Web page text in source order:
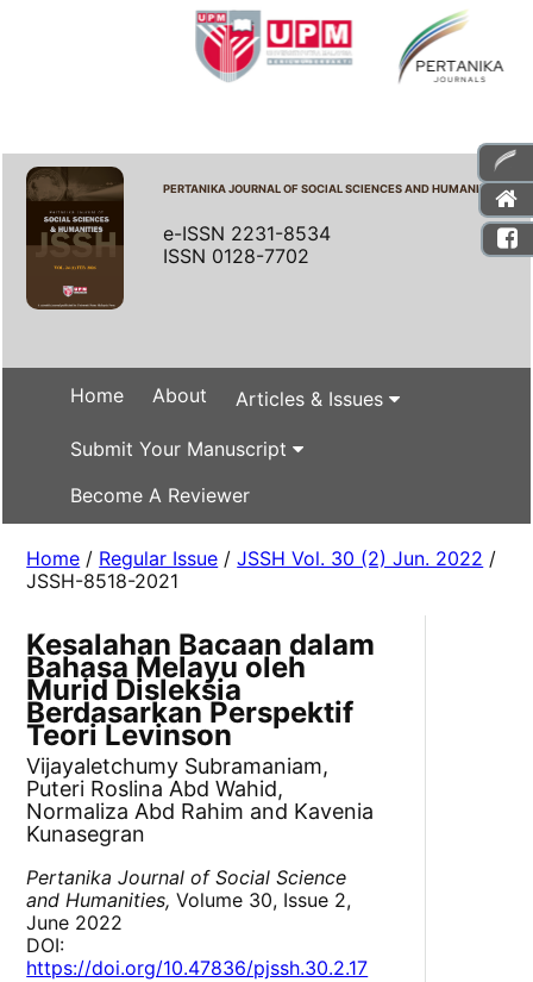
PERTANIKA JOURNAL OF SOCIAL SCIENCES AND HUMANITIES
e-ISSN 2231-8534
ISSN 0128-7702
Home About Articles & Issues
Submit Your Manuscript
Become A Reviewer
Home / Regular Issue /JSSH Vol. 30 (2) Jun. 2022 /
JSSH-8518-2021
Kesalahan Bacaan dalam
Bahasa Melayu oleh
Murid Disleksia
Berdasarkan Perspektif
Teori Levinson
Vijayaletchumy Subramaniam,
Puteri Roslina Abd Wahid,
Normaliza Abd Rahim and Kavenia
Kunasegran
Pertanika Journal of Social Science
and Humanities, Volume 30, Issue 2,
June 2022
DOI:
https://doi.org/10.47836/pjssh.30.2.17